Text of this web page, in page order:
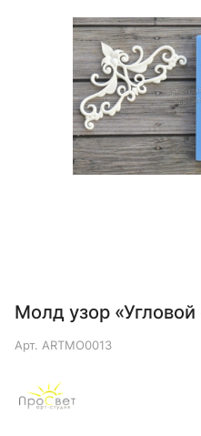
Молд узор «Угловой
Арт. ARTMO0013